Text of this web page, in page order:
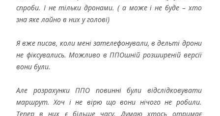
спроби. І не тільки дронами. ( а може і не буде – хто
зна яке лайно в них у голові)
Я вже писав, коли мені зателефонували, в дельті дрони
не фіксувались. Можливо в ППОшній розширеній версії
вони були.
Але розрахунки ППО повинні були відслідковувати
маршрут. Хоч і не вірю що вони нічого не робили.
Тепер в них є більше часу. Думаю хтось отримає